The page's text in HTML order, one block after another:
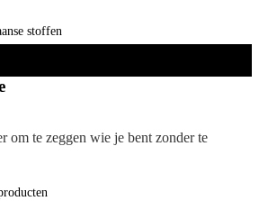
stoffen
om te zeggen wie je bent zonder te